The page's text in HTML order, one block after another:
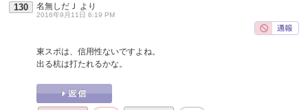
130 名無しだＪ より
2016年9月11日 6:19 PM
東スポは、信用性ないですよね。
出る杭は打たれるかな。